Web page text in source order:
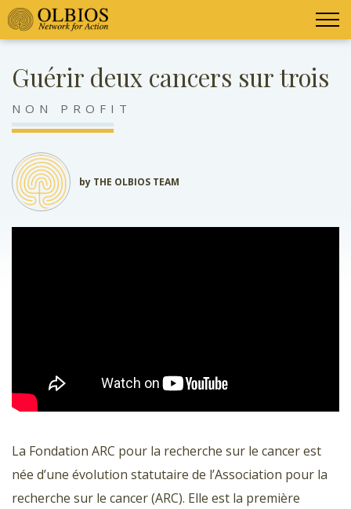
Guérir deux cancers sur trois
NON PROFIT
by THE OLBIOS TEAM
La Fondation ARC pour la recherche sur le cancer est
née d’une évolution statutaire de l’Association pour la
recherche sur le cancer (ARC). Elle est la première